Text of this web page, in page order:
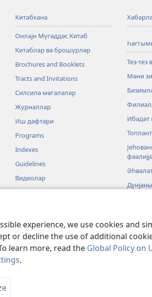
experience, we use cookies and
or decline the use of additional
learn more, read the Global Policy on
.
Китабхана
Онлајн Мүгәддәс Китаб
Китаблар вә брошүрләр
Brochures and Booklets
Tracts and Invitations
Силсилә мәгаләләр
Журналлар
Иш дәфтәри
Programs
Indexes
Guidelines
Видеолар
Мусиги
Бәдии гираәт
Тез-тез
Мәни
Tower Bible and Tract Society of Pennsylvania.